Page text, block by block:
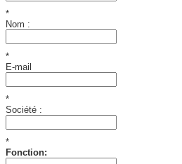
*
Nom :
*
E-mail
*
Société :
*
Fonction: